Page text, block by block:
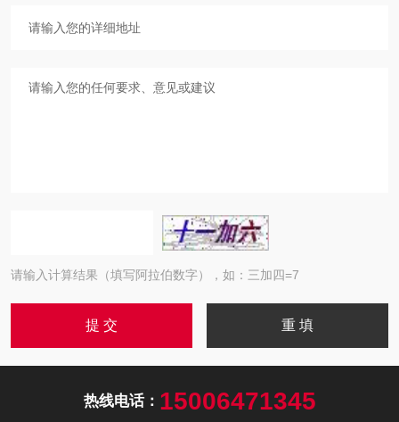
请输入计算结果（填写阿拉伯数字），如：三加四=7
热线电话： 15006471345